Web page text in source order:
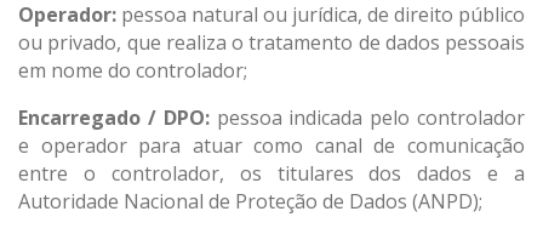
Operador: pessoa natural ou jurídica, de direito público
ou privado, que realiza o tratamento de dados pessoais
em nome do controlador;
Encarregado / DPO: pessoa indicada pelo controlador
e operador para atuar como canal de comunicação
entre o controlador, os titulares dos dados e a
Autoridade Nacional de Proteção de Dados (ANPD);